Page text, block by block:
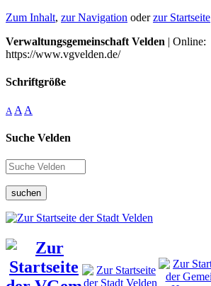
Zum Inhalt, zur Navigation oderzur Startseite
Verwaltungsgemeinschaft Velden | Online:
https://www.vgvelden.de/
Schriftgröße
A A A
Suche Velden
suchen